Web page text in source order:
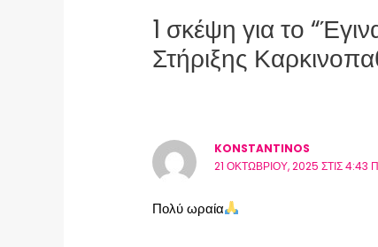
1 σκέψη για το
Στήριξης
KONSTANTINOS
21 ΟΚΤΩΒΡΊΟΥ, 2025 ΣΤΙΣ 4:43
Πολύ ωραία